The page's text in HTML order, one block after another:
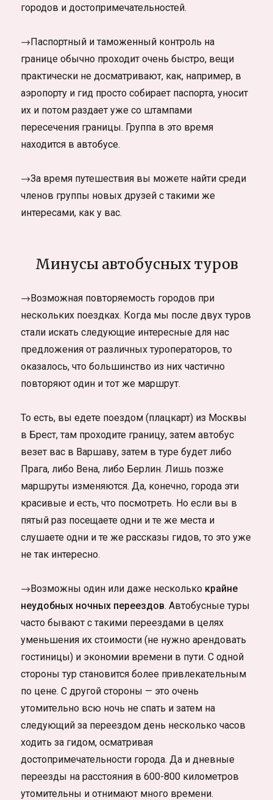
городов и достопримечательностей.
→Паспортный и таможенный контроль на
границе обычно проходит очень быстро, вещи
практически не досматривают, как, например, в
аэропорту и гид просто собирает паспорта, уносит
их и потом раздает уже со штампами
пересечения границы. Группа в это время
находится в автобусе.
→За время путешествия вы можете найти среди
членов группы новых друзей с такими же
интересами, как у вас.
Минусы автобусных туров
→Возможная повторяемость городов при
нескольких поездках. Когда мы после двух туров
стали искать следующие интересные для нас
предложения от различных туроператоров, то
оказалось, что большинство из них частично
повторяют один и тот же маршрут.
То есть, вы едете поездом (плацкарт) из Москвы
в Брест, там проходите границу, затем автобус
везет вас в Варшаву, затем в туре будет либо
Прага, либо Вена, либо Берлин. Лишь позже
маршруты изменяются. Да, конечно, города эти
красивые и есть, что посмотреть. Но если вы в
пятый раз посещаете одни и те же места и
слушаете одни и те же рассказы гидов, то это уже
не так интересно.
→Возможны один или даже несколько крайне
неудобных ночных переездов. Автобусные туры
часто бывают с такими переездами в целях
уменьшения их стоимости (не нужно арендовать
гостиницы) и экономии времени в пути. С одной
стороны тур становится более привлекательным
по цене. С другой стороны — это очень
утомительно всю ночь не спать и затем на
следующий за переездом день несколько часов
ходить за гидом, осматривая
достопримечательности города. Да и дневные
переезды на расстояния в 600-800 километров
утомительны и отнимают много времени.